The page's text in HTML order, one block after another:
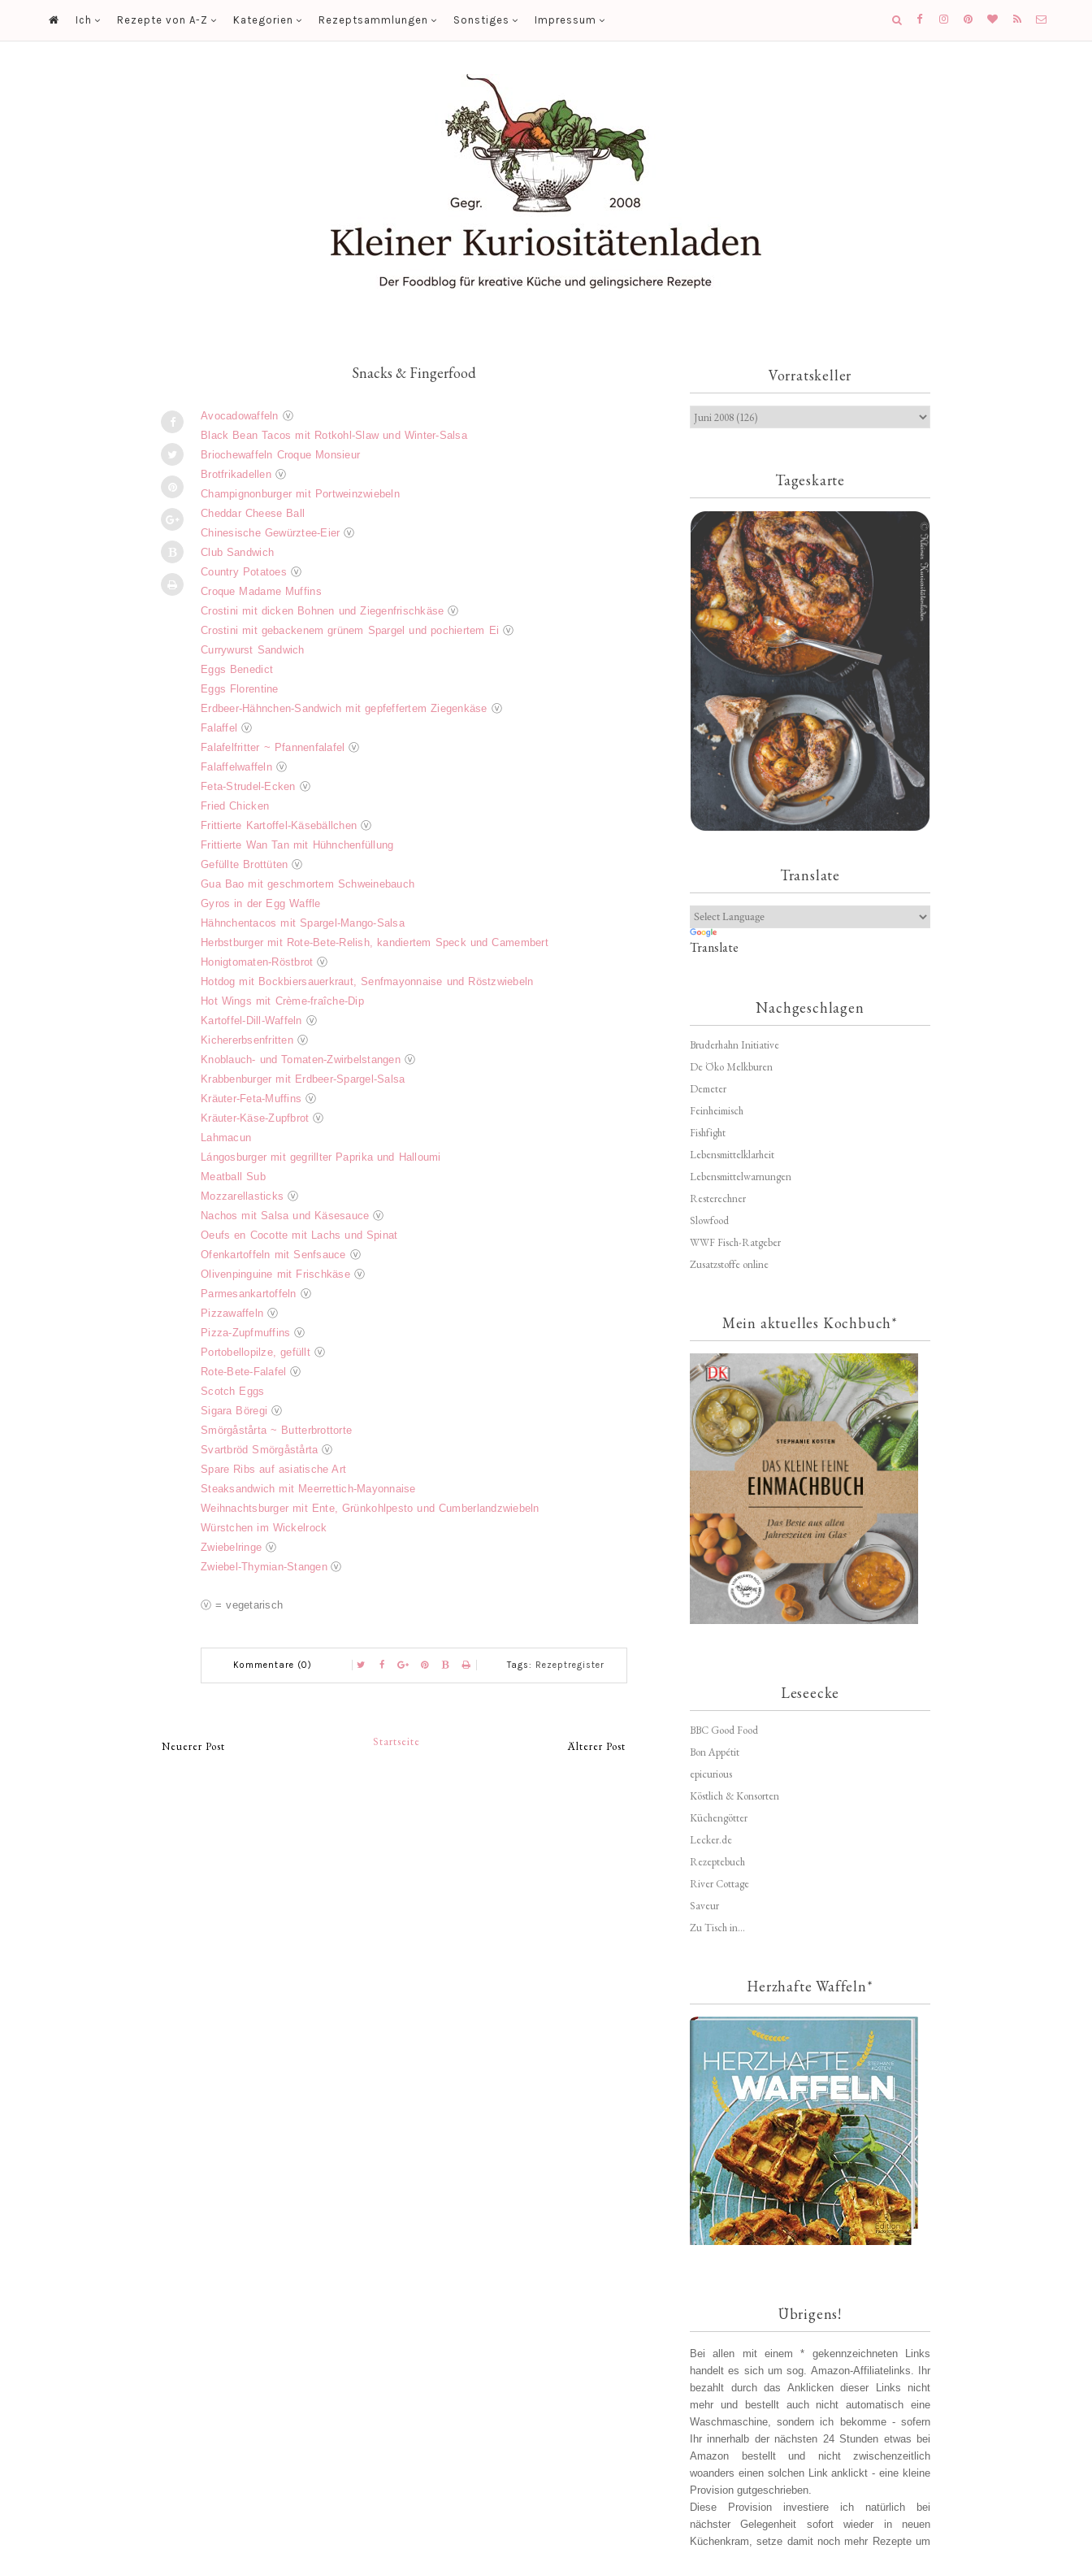
Ich Rezepte von A-Z Kategorien Rezeptsammlungen Sonstiges Impressum
Snacks & Fingerfood
Avocadowaffeln ⓥ
Black Bean Tacos mit Rotkohl-Slaw und Winter-Salsa
Briochewaffeln Croque Monsieur
Brotfrikadellen ⓥ
Champignonburger mit Portweinzwiebeln
Cheddar Cheese Ball
Chinesische Gewürztee-Eier ⓥ
Club Sandwich
Country Potatoes ⓥ
Croque Madame Muffins
Crostini mit dicken Bohnen und Ziegenfrischkäse ⓥ
Crostini mit gebackenem grünem Spargel und pochiertem Ei ⓥ
Currywurst Sandwich
Eggs Benedict
Eggs Florentine
Erdbeer-Hähnchen-Sandwich mit gepfeffertem Ziegenkäse ⓥ
Falaffel ⓥ
Falafelfritter ~ Pfannenfalafel ⓥ
Falaffelwaffeln ⓥ
Feta-Strudel-Ecken ⓥ
Fried Chicken
Frittierte Kartoffel-Käsebällchen ⓥ
Frittierte Wan Tan mit Hühnchenfüllung
Gefüllte Brottüten ⓥ
Gua Bao mit geschmortem Schweinebauch
Gyros in der Egg Waffle
Hähnchentacos mit Spargel-Mango-Salsa
Herbstburger mit Rote-Bete-Relish, kandiertem Speck und Camembert
Honigtomaten-Röstbrot ⓥ
Hotdog mit Bockbiersauerkraut, Senfmayonnaise und Röstzwiebeln
Hot Wings mit Crème-fraîche-Dip
Kartoffel-Dill-Waffeln ⓥ
Kichererbsenfritten ⓥ
Knoblauch- und Tomaten-Zwirbelstangen ⓥ
Krabbenburger mit Erdbeer-Spargel-Salsa
Kräuter-Feta-Muffins ⓥ
Kräuter-Käse-Zupfbrot ⓥ
Lahmacun
Lángosburger mit gegrillter Paprika und Halloumi
Meatball Sub
Mozzarellasticks ⓥ
Nachos mit Salsa und Käsesauce ⓥ
Oeufs en Cocotte mit Lachs und Spinat
Ofenkartoffeln mit Senfsauce ⓥ
Olivenpinguine mit Frischkäse ⓥ
Parmesankartoffeln ⓥ
Pizzawaffeln ⓥ
Pizza-Zupfmuffins ⓥ
Portobellopilze, gefülltⓥ
Rote-Bete-Falafel ⓥ
Scotch Eggs
Sigara Böregi ⓥ
Smörgåstårta ~ Butterbrottorte
Svartbröd Smörgåstårta ⓥ
Spare Ribs auf asiatische Art
Steaksandwich mit Meerrettich-Mayonnaise
Weihnachtsburger mit Ente, Grünkohlpesto und Cumberlandzwiebeln
Würstchen im Wickelrock
Zwiebelringe ⓥ
Zwiebel-Thymian-Stangen ⓥ
ⓥ = vegetarisch
Kommentare (0) Tags: Rezeptregister
Neuerer Post Älterer Post
Startseite
Vorratskeller
Tageskarte
Geschmorte Hähnchenschenkel auf
Paprikakraut und kleinen Kartoffeln
Translate
Translate
Nachgeschlagen
Bruderhahn Initiative
De Öko Melkburen
Demeter
Feinheimisch
Fishfight
Lebensmittelklarheit
Lebensmittelwarnungen
Resterechner
Slowfood
WWF Fisch-Ratgeber
Zusatzstoffe online
Mein aktuelles Kochbuch*
Leseecke
BBC Good Food
Bon Appétit
epicurious
Köstlich & Konsorten
Küchengötter
Lecker.de
Rezeptebuch
River Cottage
Saveur
Zu Tisch in...
Herzhafte Waffeln*
Übrigens!
Bei allen mit einem * gekennzeichneten Links
handelt es sich um sog. Amazon-Affiliatelinks. Ihr
bezahlt durch das Anklicken dieser Links nicht
mehr und bestellt auch nicht automatisch eine
Waschmaschine, sondern ich bekomme - sofern
Ihr innerhalb der nächsten 24 Stunden etwas bei
Amazon bestellt und nicht zwischenzeitlich
woanders einen solchen Link anklickt - eine kleine
Provision gutgeschrieben.
Diese Provision investiere ich natürlich bei
nächster Gelegenheit sofort wieder in neuen
Küchenkram, setze damit noch mehr Rezepte um